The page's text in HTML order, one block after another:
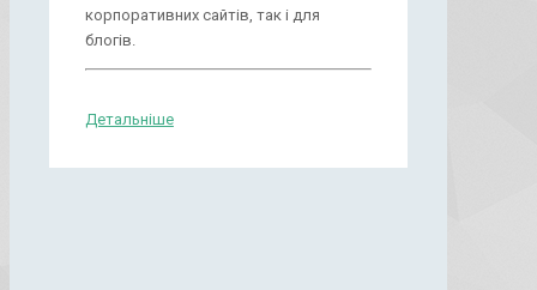
корпоративних сайтів, так і для
блогів.
Детальніше